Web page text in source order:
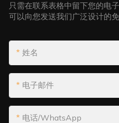
只需在联系表格中留下您的电
可以向您发送我们广泛设计的
姓名
电子邮件
电话/WhatsApp